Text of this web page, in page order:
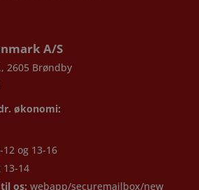
A/S
2605 Brøndby
økonomi:
og 13-16
13-14
os: webapp/securemailbox/new